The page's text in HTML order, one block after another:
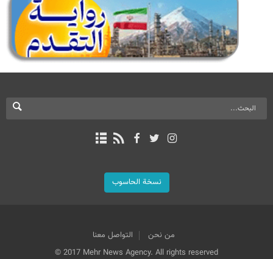
نسخة الحاسوب
من نحن
التواصل معنا
© 2017 Mehr News Agency. All rights reserved